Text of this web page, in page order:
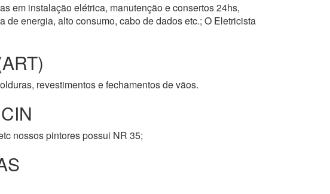
em instalação elétrica, manutenção e consertos 24hs,
energia, alto consumo, cabo de dados etc.; O Eletricista
revestimentos e fechamentos de vãos.
nossos pintores possui NR 35;